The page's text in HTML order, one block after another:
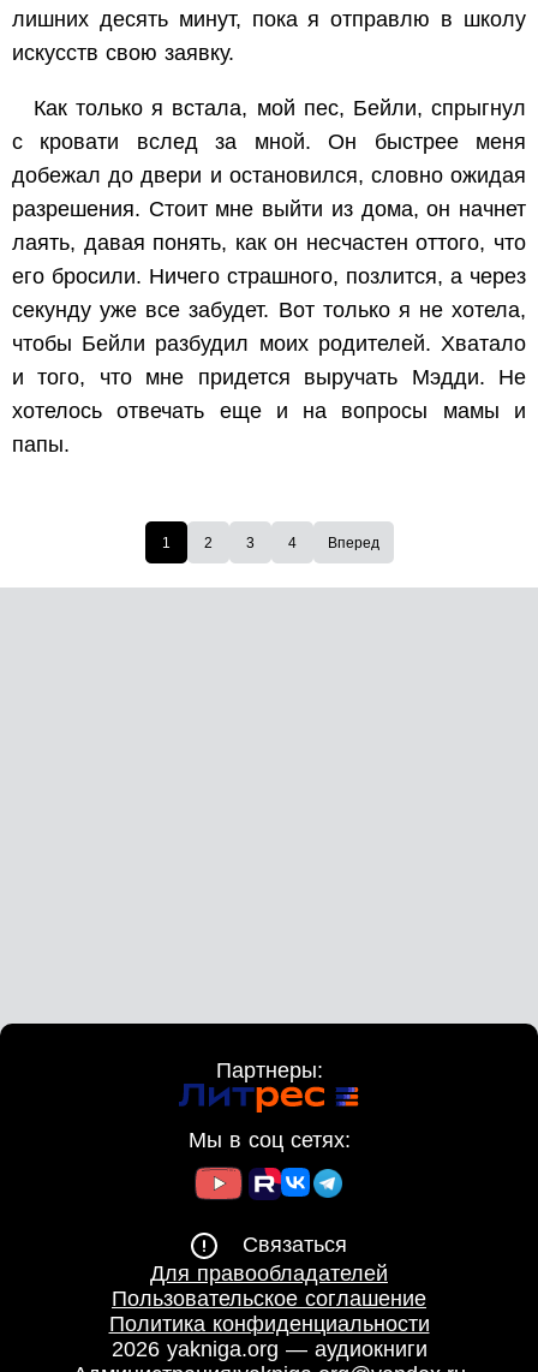
лишних десять минут, пока я отправлю в школу
искусств свою заявку.
Как только я встала, мой пес, Бейли, спрыгнул
с кровати вслед за мной. Он быстрее меня
добежал до двери и остановился, словно ожидая
разрешения. Стоит мне выйти из дома, он начнет
лаять, давая понять, как он несчастен оттого, что
его бросили. Ничего страшного, позлится, а через
секунду уже все забудет. Вот только я не хотела,
чтобы Бейли разбудил моих родителей. Хватало
и того, что мне придется выручать Мэдди. Не
хотелось отвечать еще и на вопросы мамы и
папы.
1 2 3 4 Вперед
Партнеры:
Мы в соц сетях:
Связаться
Для правообладателей
Пользовательское соглашение
Политика конфиденциальности
2026 yakniga.org — аудиокниги